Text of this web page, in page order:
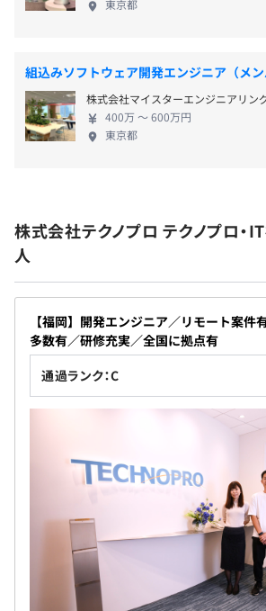
2名～6名、30名体制までの開発を行っ
1プロジェクトの単位期間はプロジェ
・育児休暇
・入社時休暇（5日）
（対象約90種）、通信教育補助、図
蓄制度、赴任一時金・赴任手当、帰省
補助、慶弔見舞金制度、退職金制度、
ママ育児応援金制度あり、定年再雇用
＜研修制度＞
入社導入研修、技術研修、ヒューマン
ラーニング研修、Winスクール/Winラ
上のカリキュラムが受講無料）
※各種制度・研修の利用については、
東京都
組込みソフトウェア開発エンジニア（メン
株式会社マイスターエンジニアリン
400万 〜 600万円
東京都
株式会社テクノプロ テクノプロ・
人
【福岡】開発エンジニア／リモート案件
多数有／研修充実／全国に拠点有
通過ランク：C